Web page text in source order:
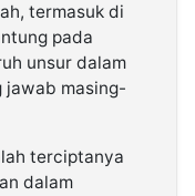
termasuk di
pada
unsur dalam
jawab masing-
terciptanya
dalam